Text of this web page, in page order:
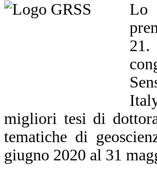
Lo
migliori tesi di
tematiche di
giugno 2020 al 31